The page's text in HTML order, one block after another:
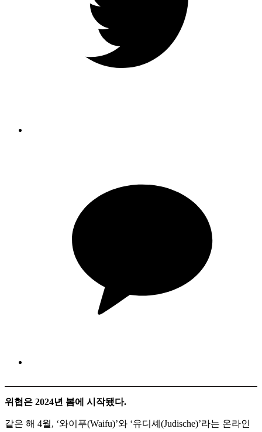
위협은 2024년 봄에 시작됐다.
같은 해 4월, ‘와이푸(Waifu)’와 ‘유디셰(Judische)’라는 온라인